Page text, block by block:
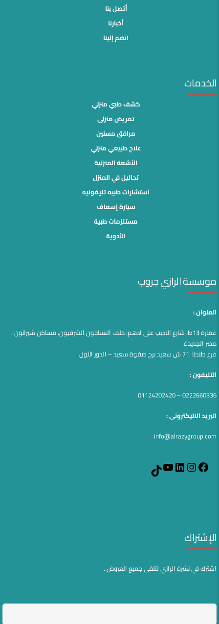
أتصل بنا
أخبارنا
انضم إلينا
الخدمات
كشف طبي منزلي
تمريض منزلى
مرافق مسنين
علاج طبيعي منزلي
الأشعة المنزلية
تحاليل في المنزل
استشارات طبيه تليفونيه
سيارة إسعاف
مستلزمات طبية
الأدوية
موسسة الرازي جروب
العنوان :
عمارة 13ط، شارع الاديب على ادهم، خلف النساجون الشرقيون، مساكن شيراتون ،
مصر الجديدة.
فرع طنطا :71 ش سعيد برج صفوة سعيد – الدور الآول
التليفون :
0222660336 – 01124202420
البريد الاليكترونى :
info@alrazygroup.com
Facebook
Instagram
LinkedIn
YouTube
الإشتراك
اشترك في نشرة الرازي لتلقي جميع العروض .